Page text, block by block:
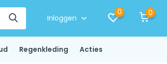
Inloggen
0 0
Regenkleding Acties